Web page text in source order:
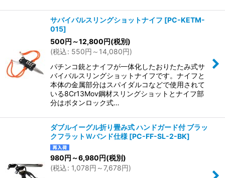
サバイバルスリングショットナイフ [PC-KETM-
015]
500円 ～12,800円(税別)
(税込: 550円 ～14,080円)
パチンコ銃とナイフが一体化したおりたたみ式サ
バイバルスリングショットナイフです。ナイフと
本体の金属部分はスパイダルコなどで使用されて
いる8Cr13Mov鋼材スリングショットとナイフ部
分はボタンロック式…
ダブルイーグル折り畳み式 ハンドガード付 ブラッ
クフラットＷバンド仕様 [PC-FF-SL-2-BK]
980円 ～6,980円(税別)
(税込: 1,078円 ～7,678円)